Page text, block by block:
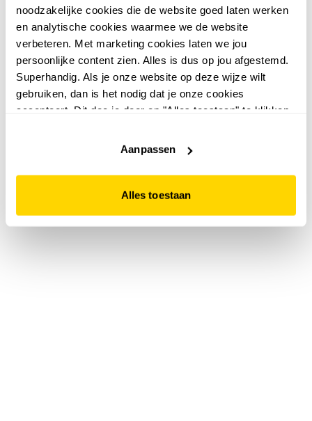
noodzakelijke cookies die de website goed laten werken
en analytische cookies waarmee we de website
verbeteren. Met marketing cookies laten we jou
persoonlijke content zien. Alles is dus op jou afgestemd.
Superhandig. Als je onze website op deze wijze wilt
gebruiken, dan is het nodig dat je onze cookies
accepteert. Dit doe je door op "Alles toestaan" te klikken.
website niet optimaal functioneert.
Aanpassen
Alles toestaan